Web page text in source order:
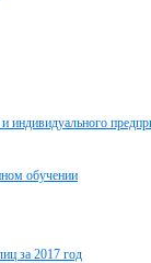
обучении
за 2017 год